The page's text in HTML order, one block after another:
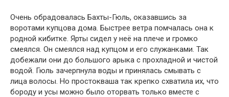
Очень обрадовалась Бахты-Гюль, оказавшись за
воротами купцова дома. Быстрее ветра помчалась она к
родной кибитке. Ярты сидел у неё на плече и громко
смеялся. Он смеялся над купцом и его служанками. Так
добежали они до большого арыка с прохладной и чистой
водой. Гюль зачерпнула воды и принялась смывать с
лица волосы. Но простокваша так крепко схватила их, что
бороду и усы можно было оторвать только вместе с